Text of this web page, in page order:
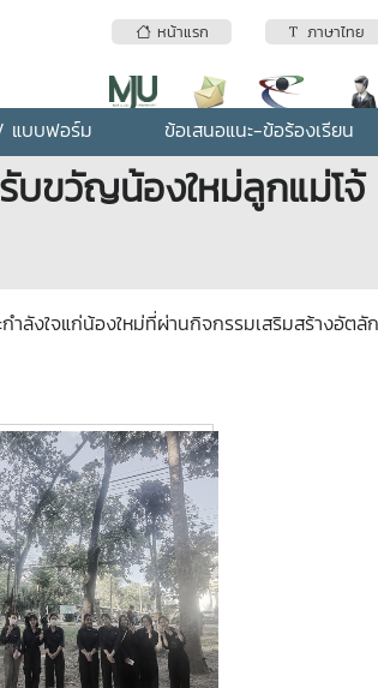
หน้าแรก ภาษาไทย
แบบฟอร์ม ข้อเสนอแนะ-ข้อร้องเรียน
บขวัญน้องใหม่ลูกแม่โ
ลังใจแก่น้องใหม่ที่ผ่านกิจกรรมเสริมสร้างอัต